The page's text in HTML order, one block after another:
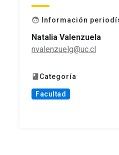
face Información
Natalia Valenzuela
nvalenzuelg@uc.cl
book Categoría
Facultad